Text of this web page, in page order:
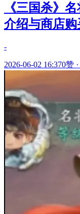
《三国杀》
介绍与商店购
-
2026-06-02 16:370赞 ·